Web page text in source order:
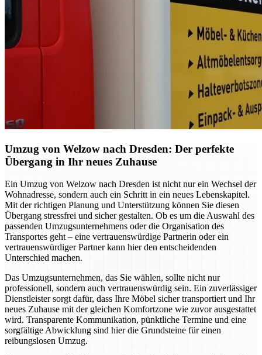
Umzug von Welzow nach Dresden: Der perfekte
Übergang in Ihr neues Zuhause
Ein Umzug von Welzow nach Dresden ist nicht nur ein Wechsel der
Wohnadresse, sondern auch ein Schritt in ein neues Lebenskapitel.
Mit der richtigen Planung und Unterstützung können Sie diesen
Übergang stressfrei und sicher gestalten. Ob es um die Auswahl des
passenden Umzugsunternehmens oder die Organisation des
Transportes geht – eine vertrauenswürdige Partnerin oder ein
vertrauenswürdiger Partner kann hier den entscheidenden
Unterschied machen.
Das Umzugsunternehmen, das Sie wählen, sollte nicht nur
professionell, sondern auch vertrauenswürdig sein. Ein zuverlässiger
Dienstleister sorgt dafür, dass Ihre Möbel sicher transportiert und Ihr
neues Zuhause mit der gleichen Komfortzone wie zuvor ausgestattet
wird. Transparente Kommunikation, pünktliche Termine und eine
sorgfältige Abwicklung sind hier die Grundsteine für einen
reibungslosen Umzug.